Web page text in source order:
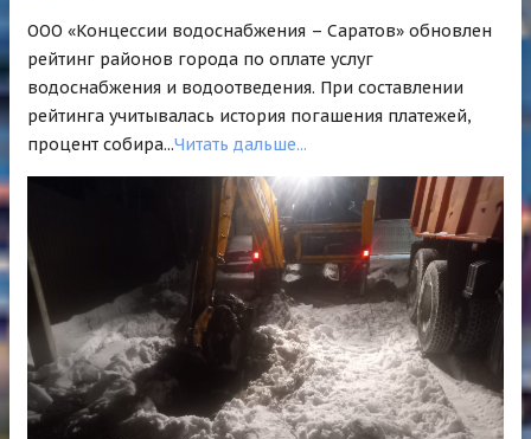
ООО «Концессии водоснабжения – Саратов» обновлен
рейтинг районов города по оплате услуг
водоснабжения и водоотведения. При составлении
рейтинга учитывалась история погашения платежей,
процент собира...Читать дальше...